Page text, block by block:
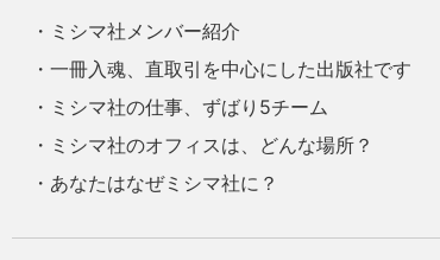
・ミシマ社メンバー紹介
・一冊入魂、直取引を中心にした出版社です
・ミシマ社の仕事、ずばり5チーム
・ミシマ社のオフィスは、どんな場所？
・あなたはなぜミシマ社に？